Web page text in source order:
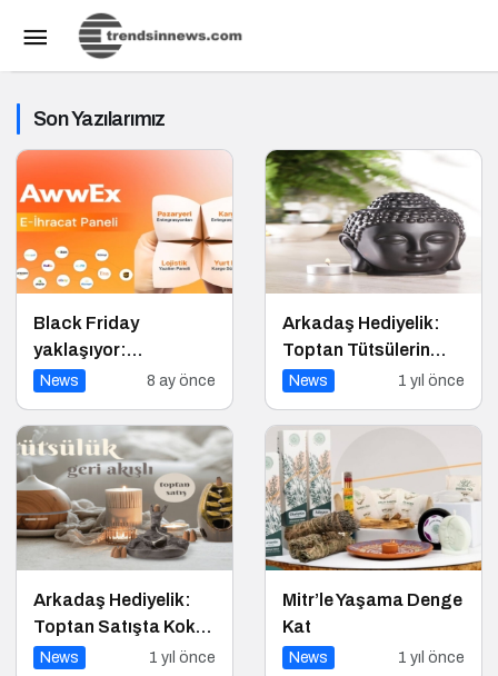
Son Yazılarımız
Black Friday
yaklaşıyor:
Awwex’ten kargo
News 8 ay önce
Arkadaş Hediyelik:
Toptan Tütsülerin
Güvenilir Adresi
News 1 yıl önce
Arkadaş Hediyelik:
Toptan Satışta Koku
İşini Ustalığa Taşıyan
News 1 yıl önce
Mitr’le Yaşama Denge
Kat
News 1 yıl önce